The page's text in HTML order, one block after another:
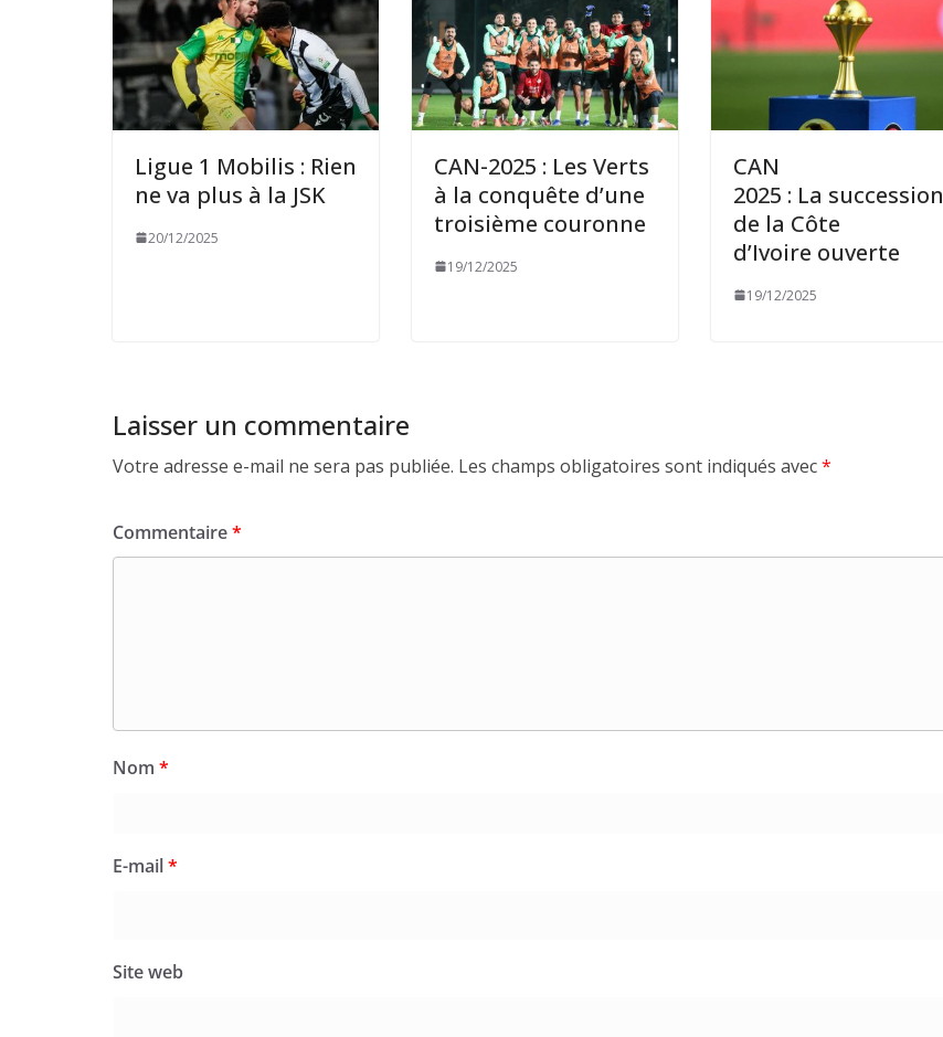
Ligue 1 Mobilis : Rien
ne va plus à la JSK
20/12/2025
CAN-2025 : Les Verts
à la conquête d’une
troisième couronne
19/12/2025
CAN
2025 : La succession
de la Côte
d’Ivoire ouverte
19/12/2025
Laisser un commentaire
Votre adresse e-mail ne sera pas publiée. Les champs obligatoires sont indiqués avec*
Commentaire*
Nom *
E-mail*
Site web